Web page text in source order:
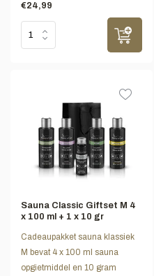
€24,99
Sauna Classic Giftset M 4
x 100 ml + 1 x 10 gr
Cadeaupakket sauna klassiek
M bevat 4 x 100 ml sauna
opgietmiddel en 10 gram